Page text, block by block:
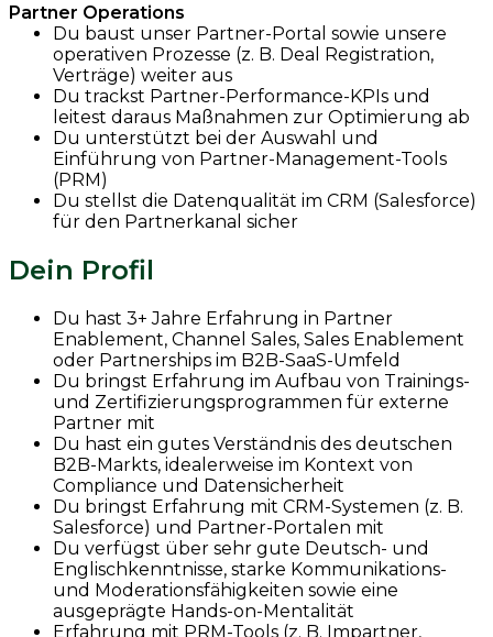
Partner Operations
Du baust unser Partner-Portal sowie unsere
operativen Prozesse (z. B. Deal Registration,
Verträge) weiter aus
Du trackst Partner-Performance-KPIs und
leitest daraus Maßnahmen zur Optimierung ab
Du unterstützt bei der Auswahl und
Einführung von Partner-Management-Tools
(PRM)
Du stellst die Datenqualität im CRM (Salesforce)
für den Partnerkanal sicher
Dein Profil
Du hast 3+ Jahre Erfahrung in Partner
Enablement, Channel Sales, Sales Enablement
oder Partnerships im B2B-SaaS-Umfeld
Du bringst Erfahrung im Aufbau von Trainings-
und Zertifizierungsprogrammen für externe
Partner mit
Du hast ein gutes Verständnis des deutschen
B2B-Markts, idealerweise im Kontext von
Compliance und Datensicherheit
Du bringst Erfahrung mit CRM-Systemen (z. B.
Salesforce) und Partner-Portalen mit
Du verfügst über sehr gute Deutsch- und
Englischkenntnisse, starke Kommunikations-
und Moderationsfähigkeiten sowie eine
ausgeprägte Hands-on-Mentalität
Erfahrung mit PRM-Tools (z. B. Impartner,